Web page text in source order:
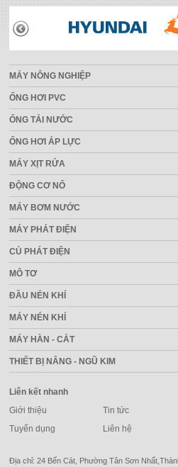
THƯƠNG HIỆU
MÁY NÔNG NGHIỆP
ỐNG HƠI PVC
ỐNG TẢI NƯỚC
ỐNG HƠI ÁP LỰC
MÁY XỊT RỬA
ĐỘNG CƠ NỔ
MÁY BƠM NƯỚC
MÁY PHÁT ĐIỆN
CỦ PHÁT ĐIỆN
MÔ TƠ
ĐẦU NÉN KHÍ
MÁY NÉN KHÍ
MÁY HÀN - CẮT
THIẾT BỊ NÂNG - NGŨ KIM
Liên kết nhanh
Giới thiệu
Tin tức
Tuyển dụng
Liên hệ
Địa chỉ: 24 Bến Cát, Phường Tân Sơn